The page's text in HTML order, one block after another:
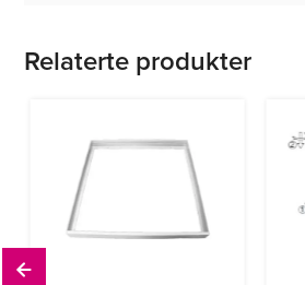
Relaterte produkter